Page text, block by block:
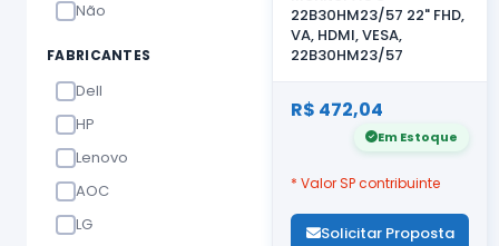
Não
FABRICANTES
Dell
HP
Lenovo
AOC
LG
22B30HM23/57 22" FHD,
VA, HDMI, VESA,
22B30HM23/57
R$ 472,04
Em Estoque
* Valor SP contribuinte
Solicitar Proposta